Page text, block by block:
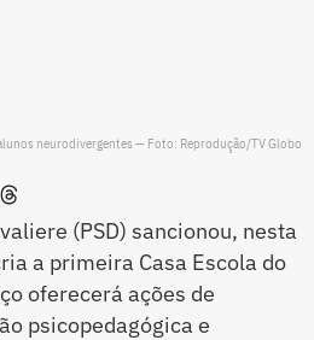
neurodivergentes — Foto: Reprodução/TV Globo
(PSD) sancionou, nesta
a primeira Casa Escola do
oferecerá ações de
psicopedagógica e